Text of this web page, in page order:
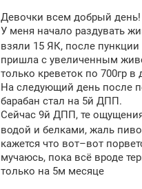
б
щ
н
и
е
Девочки всем добрый день!
У меня начало раздувать
взяли 15 ЯК, после
пришла с увеличенным
только креветок по 700гр
На следующий день после
барабан стал на 5й ДПП.
Сейчас 9й ДПП, те
водой и белками, жаль
кажется что вот–вот
мучаюсь, пока всё вроде
только на 5м месяце